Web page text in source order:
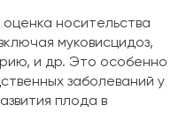
оценка носительства
муковисцидоз,
и др. Это особенно
заболеваний у
плода в